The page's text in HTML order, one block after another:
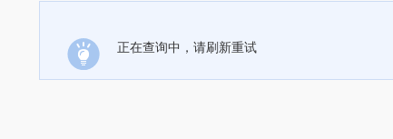
正在查询中，请刷新重试